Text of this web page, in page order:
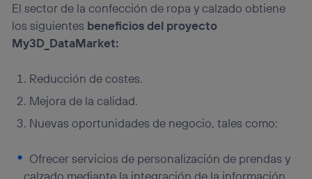
El sector de la confección de ropa y calzado obtiene
los siguientes beneficios del proyecto
My3D_DataMarket:
Reducción de costes.
Mejora de la calidad.
Nuevas oportunidades de negocio, tales como:
Ofrecer servicios de personalización de prendas y
calzado mediante la integración de la información